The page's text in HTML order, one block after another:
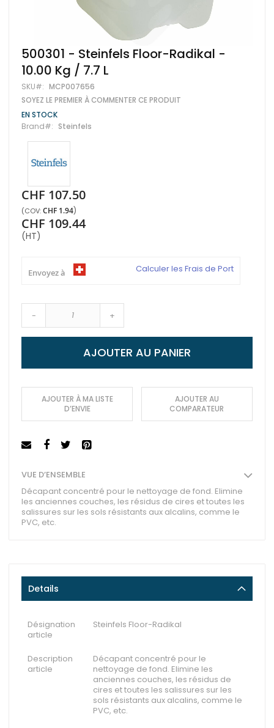
Skip
to
the
beginning
of
the
images
gallery
500301 - Steinfels Floor-Radikal -
10.00 Kg / 7.7 L
SKU MCP007656
SOYEZ LE PREMIER À COMMENTER CE PRODUIT
EN STOCK
Brand
Steinfels
CHF 107.50
CHF 1.94
CHF 109.44
(HT)
Envoyez à Calculer les Frais de Port
- +
AJOUTER AU PANIER
AJOUTER À MA LISTE
D’ENVIE
AJOUTER AU
COMPARATEUR
VUE D’ENSEMBLE
Décapant concentré pour le nettoyage de fond. Elimine
les anciennes couches, les résidus de cires et toutes les
salissures sur les sols résistants aux alcalins, comme le
PVC, etc.
Details
Désignation
article
Steinfels Floor-Radikal
Description
article
Décapant concentré pour le
nettoyage de fond. Elimine les
anciennes couches, les résidus de
cires et toutes les salissures sur les
sols résistants aux alcalins, comme le
PVC, etc.